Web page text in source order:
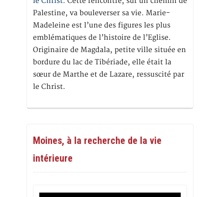
Palestine, va bouleverser sa vie. Marie-
Madeleine est l’une des figures les plus
emblématiques de l’histoire de l’Eglise.
Originaire de Magdala, petite ville située en
bordure du lac de Tibériade, elle était la
sœur de Marthe et de Lazare, ressuscité par
le Christ.
Moines, à la recherche de la vie
intérieure